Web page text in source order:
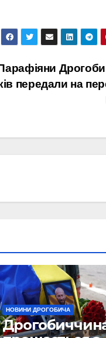
передали на
НОВИНИ ДРОГОБИЧА